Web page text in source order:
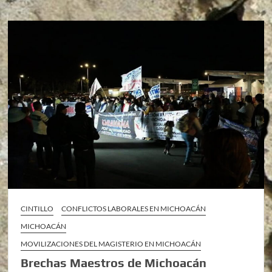
CINTILLO
CONFLICTOS LABORALES EN MICHOACÁN
MICHOACÁN
MOVILIZACIONES DEL MAGISTERIO EN MICHOACÁN
Brechas Maestros de Michoacán